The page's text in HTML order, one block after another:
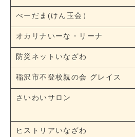
べーだま(けん玉会）
オカリナいーな・リーナ
防災ネットいなざわ
稲沢市不登校親の会 グレイス
さいわいサロン
ヒストリアいなざわ